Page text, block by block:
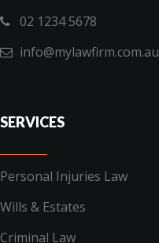
02 1234 5678
info@mylawfirm.com.au
SERVICES
Personal Injuries Law
Wills & Estates
Criminal Law